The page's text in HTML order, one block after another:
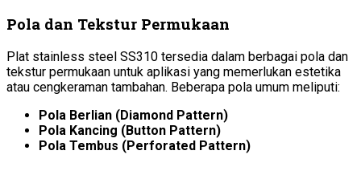
Pola dan Tekstur Permukaan
Plat stainless steel SS310 tersedia dalam berbagai pola dan
tekstur permukaan untuk aplikasi yang memerlukan estetika
atau cengkeraman tambahan. Beberapa pola umum meliputi:
Pola Berlian (Diamond Pattern)
Pola Kancing (Button Pattern)
Pola Tembus (Perforated Pattern)